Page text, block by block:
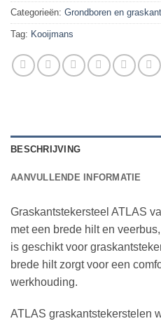
Categorieën: Grondboren en
Tag: Kooijmans
BESCHRIJVING
AANVULLENDE INFORMATIE
Graskantstekersteel ATLAS
met een brede hilt en
is geschikt voor
brede hilt zorgt voor een
werkhouding.
ATLAS graskantstekerstelen